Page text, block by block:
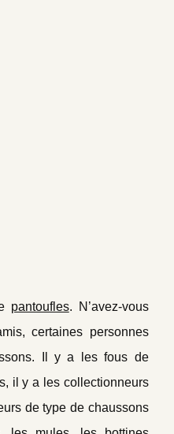
pantoufles. N’avez-vous
certaines personnes
Il y a les fous de
il y a les collectionneurs
de type de chaussons